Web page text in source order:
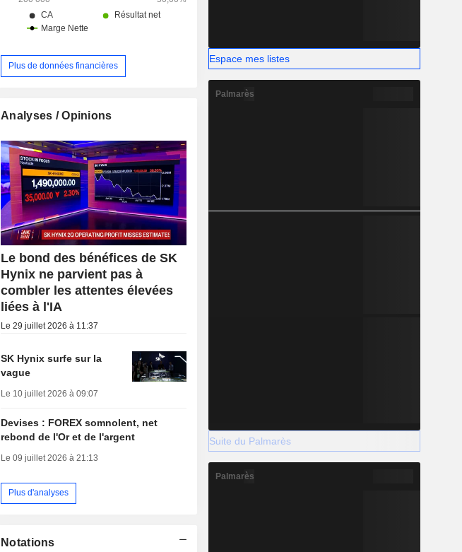
Plus de données financières
Analyses / Opinions
Le bond des bénéfices de SK
Hynix ne parvient pas à
combler les attentes élevées
liées à l'IA
Le 29 juillet 2026 à 11:37
SK Hynix surfe sur la
vague
Le 10 juillet 2026 à 09:07
Devises : FOREX somnolent, net
rebond de l'Or et de l'argent
Le 09 juillet 2026 à 21:13
Plus d'analyses
Notations
Espace mes listes
Palmarès
Suite du Palmarès
Palmarès